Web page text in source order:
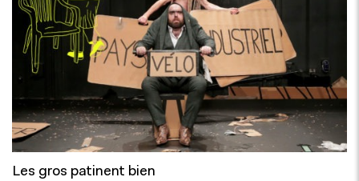
Les gros patinent bien